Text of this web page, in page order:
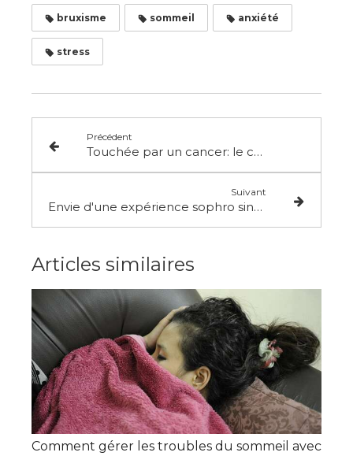
bruxisme sommeil anxiété
stress
Précédent
Touchée par un cancer: le choix de la sophrologie comme soin de support
Suivant
Envie d'une expérience sophro singulière? Tentez un sophro-thé entre amies
Articles similaires
Comment gérer les troubles du sommeil avec